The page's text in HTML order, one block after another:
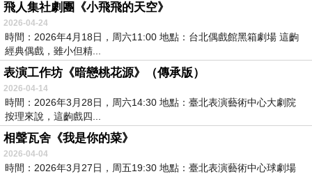
飛人集社劇團《小飛飛的天空》
2026-04-24
時間：2026年4月18日，周六11:00 地點：台北偶戲館黑箱劇場 這齣
經典偶戲，雖小但精...
表演工作坊《暗戀桃花源》（傳承版）
2026-04-14
時間：2026年3月28日，周六14:30 地點：臺北表演藝術中心大劇院
按理來說，這齣戲四...
相聲瓦舍《我是你的菜》
2026-04-04
時間：2026年3月27日，周五19:30 地點：臺北表演藝術中心球劇場